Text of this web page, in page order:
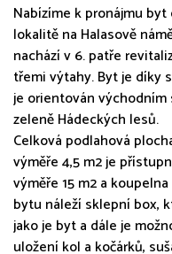
Nabízíme k pronájmu
lokalitě na Halasově
nachází v 6. patře
třemi výtahy. Byt je díky
je orientován
zeleně Hádeckých lesů.
Celková podlahová
výměře 4,5 m2 je
výměře 15 m2 a
bytu náleží sklepní box,
jako je byt a dále je
uložení kol a kočárků,